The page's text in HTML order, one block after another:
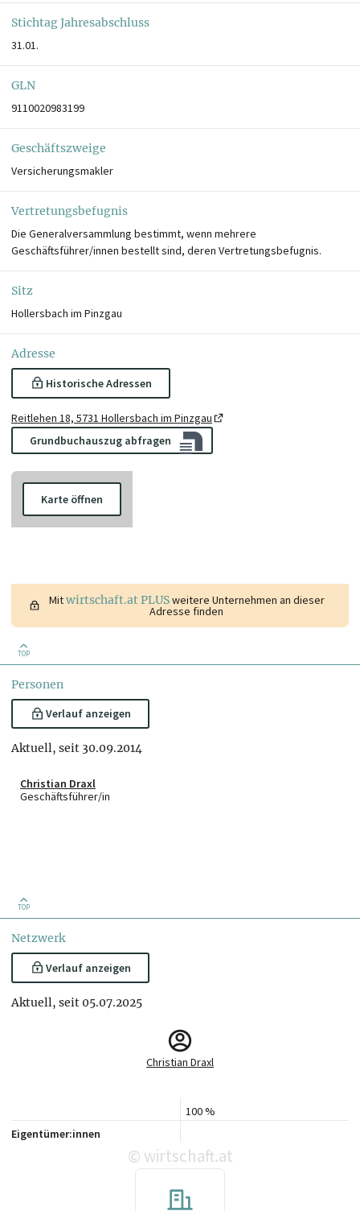
Stichtag Jahresabschluss
31.01.
GLN
9110020983199
Geschäftszweige
Versicherungsmakler
Vertretungsbefugnis
Die Generalversammlung bestimmt, wenn mehrere
Geschäftsführer/innen bestellt sind, deren Vertretungsbefugnis.
Sitz
Hollersbach im Pinzgau
Adresse
Historische Adressen
Reitlehen 18, 5731 Hollersbach im Pinzgau
Grundbuchauszug abfragen
Karte öffnen
Mitwirtschaft.at PLUSweitere Unternehmen an dieser
Adresse finden
TOP
Personen
Verlauf anzeigen
Aktuell, seit 30.09.2014
Christian Draxl
Geschäftsführer/in
TOP
Netzwerk
Verlauf anzeigen
Aktuell, seit 05.07.2025
Christian Draxl
100 %
Eigentümer:innen
© wirtschaft.at